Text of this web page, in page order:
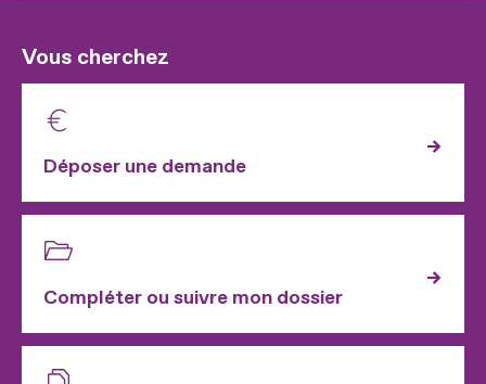
Vous cherchez
Déposer une demande
Compléter ou suivre mon dossier